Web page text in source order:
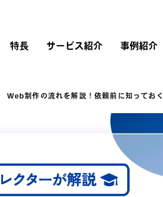
特長 サービス紹介 事例紹介
リスティング広
Google広告
広告運用
Web制作
会社概要
経営理念・行動
採用情報
仕事を知る
Web制作の流れを解説！依頼前に知ってお